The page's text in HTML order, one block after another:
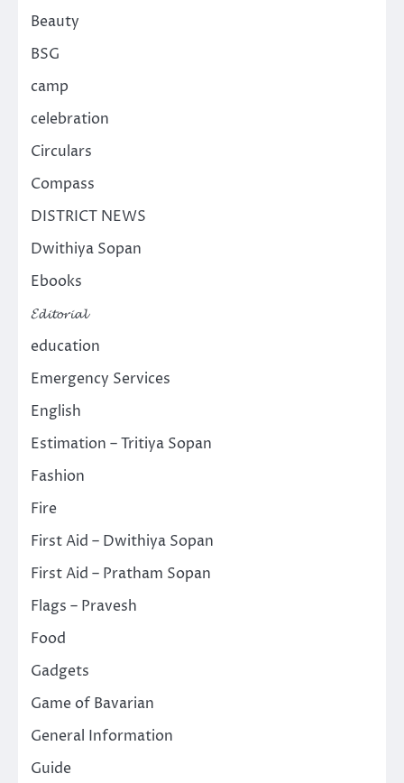
Beauty
BSG
camp
celebration
Circulars
Compass
DISTRICT NEWS
Dwithiya Sopan
Ebooks
𝓔𝓭𝓲𝓽𝓸𝓻𝓲𝓪𝓵
education
Emergency Services
English
Estimation – Tritiya Sopan
Fashion
Fire
First Aid – Dwithiya Sopan
First Aid – Pratham Sopan
Flags – Pravesh
Food
Gadgets
Game of Bavarian
General Information
Guide